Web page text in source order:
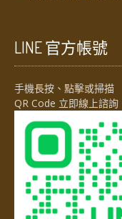
LINE 官方帳號
手機長按、點擊或掃描
QR Code 立即線上諮詢